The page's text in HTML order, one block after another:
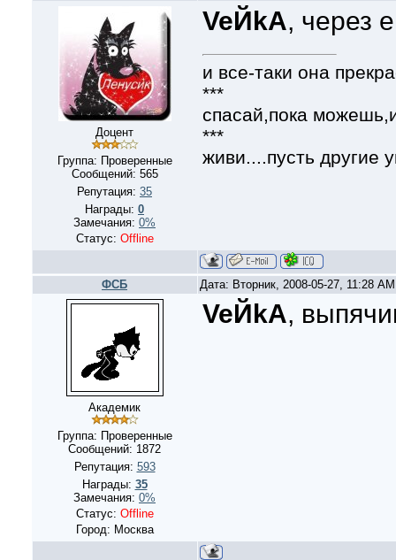
Доцент
Группа: Проверенные
Сообщений: 565
Репутация: 35
Награды: 0
Замечания: 0%
Статус: Offline
VeЙkA, через
и все-таки она
***
спасай,пока
***
живи....пусть другие
ФСБ Дата: Вторник, 2008-05-27, 11:28
Академик
Группа: Проверенные
Сообщений: 1872
Репутация: 593
Награды: 35
Замечания: 0%
Статус: Offline
Город: Москва
VeЙkA,